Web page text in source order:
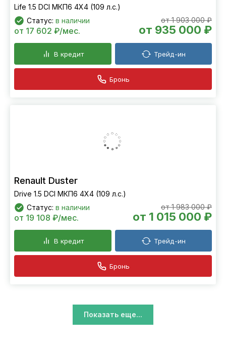
Life 1.5 DCI МКП6 4Х4 (109 л.с.)
Статус: в наличии от 1 903 000 ₽
от 935 000 ₽
от 17 602 ₽/мес.
В кредит Трейд-ин
Бронь
Renault Duster
Drive 1.5 DCI МКП6 4Х4 (109 л.с.)
Статус: в наличии от 1 983 000 ₽
от 1 015 000 ₽
от 19 108 ₽/мес.
В кредит Трейд-ин
Бронь
Показать еще...